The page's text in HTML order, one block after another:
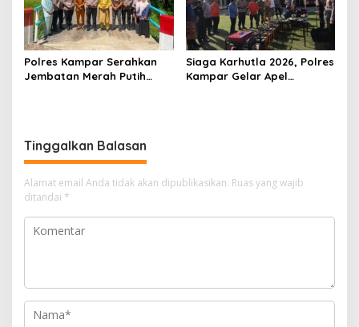
Polres Kampar Serahkan
Jembatan Merah Putih
Siaga Karhutla 2026, Polres
Kampar Gelar Apel
Tinggalkan Balasan
Alamat email Anda tidak akan dipublikasikan. Ruas yang wajib
ditandai *